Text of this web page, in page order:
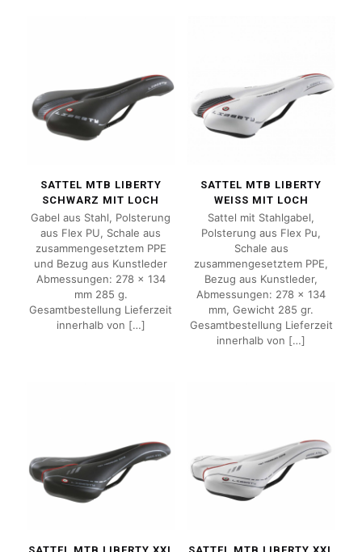
SATTEL MTB LIBERTY
SCHWARZ MIT LOCH
Gabel aus Stahl, Polsterung
aus Flex PU, Schale aus
zusammengesetztem PPE
und Bezug aus Kunstleder
Abmessungen: 278 x 134
mm 285 g.
Gesamtbestellung Lieferzeit
innerhalb von […]
SATTEL MTB LIBERTY
WEISS MIT LOCH
Sattel mit Stahlgabel,
Polsterung aus Flex Pu,
Schale aus
zusammengesetztem PPE,
Bezug aus Kunstleder,
Abmessungen: 278 x 134
mm, Gewicht 285 gr.
Gesamtbestellung Lieferzeit
innerhalb von […]